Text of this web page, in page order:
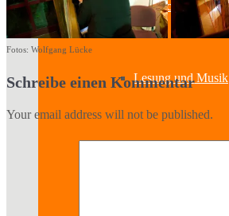
Szenische Lesung
Lesung und Musik
Fotos: Wolfgang Lücke
Schreibe einen Kommentar
Your email address will not be published.